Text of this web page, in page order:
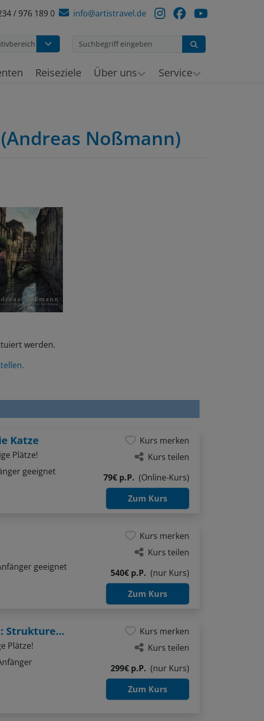
/ 976 189 0 info@artistravel.de
Reiseziele Über uns Service
Noßmann)
werden.
Katze
Plätze!
geeignet
Kurs merken
Kurs teilen
79€ p.P. (Online-Kurs)
Zum Kurs
geeignet
Kurs merken
Kurs teilen
540€ p.P. (nur Kurs)
Zum Kurs
Wo Holz atmet und Farben altern: Strukturen im Aquarell
Plätze!
Kurs merken
Kurs teilen
299€ p.P. (nur Kurs)
Zum Kurs